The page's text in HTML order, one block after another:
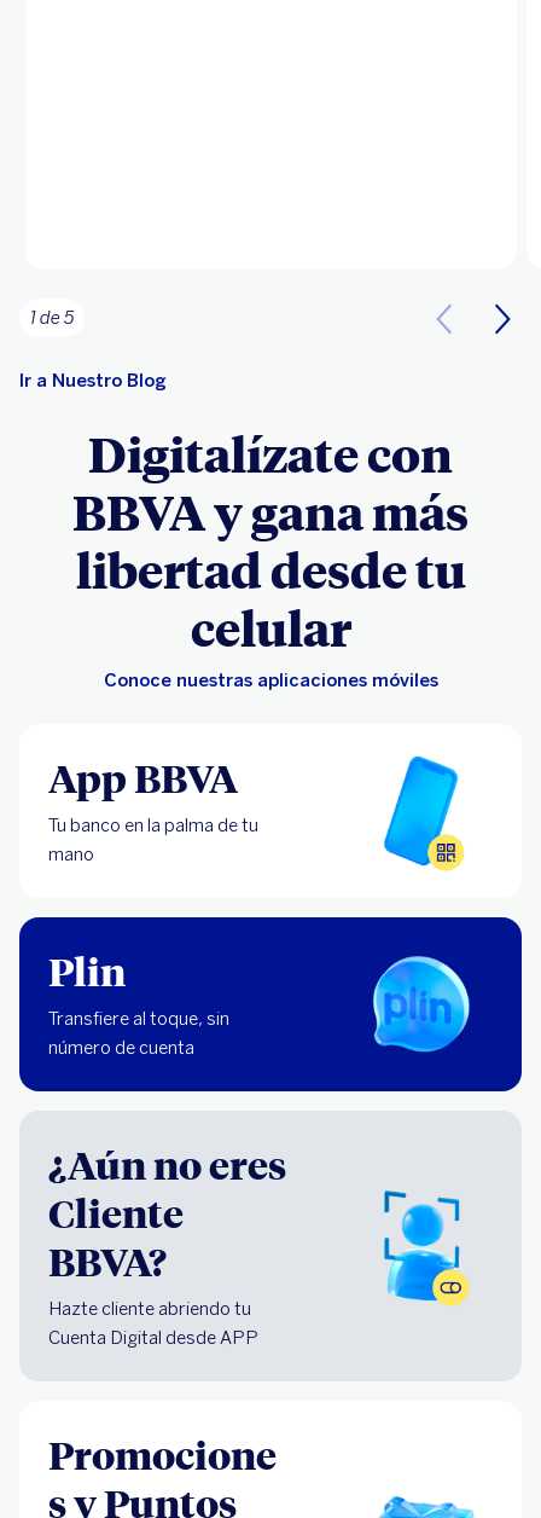
1 de 5
Ir a Nuestro Blog
Digitalízate con
BBVA y gana más
libertad desde tu
celular
Conoce nuestras aplicaciones móviles
App BBVA
Tu banco en la palma de tu
mano
Plin
Transfiere al toque, sin
número de cuenta
¿Aún no eres
Cliente
BBVA?
Hazte cliente abriendo tu
Cuenta Digital desde APP
Promocione
s y Puntos